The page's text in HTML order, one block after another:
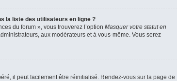
la liste des utilisateurs en ligne ?
du forum », vous trouverez l’option Masquer votre statut en
aux modérateurs et à vous-même. Vous serez
il peut facilement être réinitialisé. Rendez-vous sur la page de